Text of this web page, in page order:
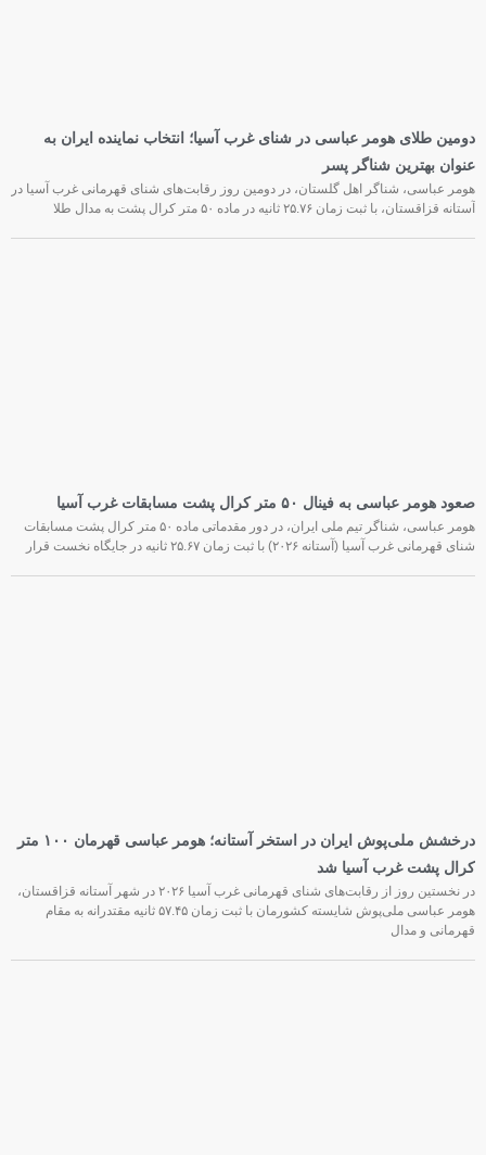
دومین طلای هومر عباسی در شنای غرب آسیا؛ انتخاب نماینده ایران به
عنوان بهترین شناگر پسر
هومر عباسی، شناگر اهل گلستان، در دومین روز رقابت‌های شنای قهرمانی غرب آسیا در
آستانه قزاقستان، با ثبت زمان ۲۵.۷۶ ثانیه در ماده ۵۰ متر کرال پشت به مدال طلا
صعود هومر عباسی به فینال ۵۰ متر کرال پشت مسابقات غرب آسیا
هومر عباسی، شناگر تیم ملی ایران، در دور مقدماتی ماده ۵۰ متر کرال پشت مسابقات
شنای قهرمانی غرب آسیا (آستانه ۲۰۲۶) با ثبت زمان ۲۵.۶۷ ثانیه در جایگاه نخست قرار
درخشش ملی‌پوش ایران در استخر آستانه؛ هومر عباسی قهرمان ۱۰۰ متر
کرال پشت غرب آسیا شد
در نخستین روز از رقابت‌های شنای قهرمانی غرب آسیا ۲۰۲۶ در شهر آستانه قزاقستان،
هومر عباسی ملی‌پوش شایسته کشورمان با ثبت زمان ۵۷.۴۵ ثانیه مقتدرانه به مقام
قهرمانی و مدال